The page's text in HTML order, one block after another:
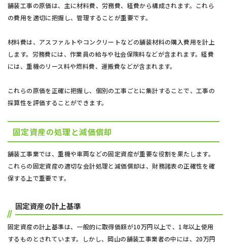
舗装工事の原価は、主に材料費、労務費、経費から構成されます。これら
の費用を適切に把握し、管理することが重要です。
材料費は、アスファルトやコンクリートなどの舗装材料の購入費用を計上
します。労務費には、作業員の給与や社会保険料などが含まれます。経費
には、重機のリース料や燃料費、運搬費などが含まれます。
これらの原価を正確に把握し、個別の工事ごとに集計することで、工事の
採算性を評価することができます。
固定資産の処理と減価償却
舗装工事業では、重機や車両などの固定資産が重要な役割を果たします。
これらの固定資産の適切な会計処理と減価償却は、財務諸表の正確性を確
保する上で重要です。
固定資産の計上基準
固定資産の計上基準は、一般的に取得価額が10万円以上で、1年以上使用
するものとされています。しかし、岡山の舗装工事業者の中には、20万円